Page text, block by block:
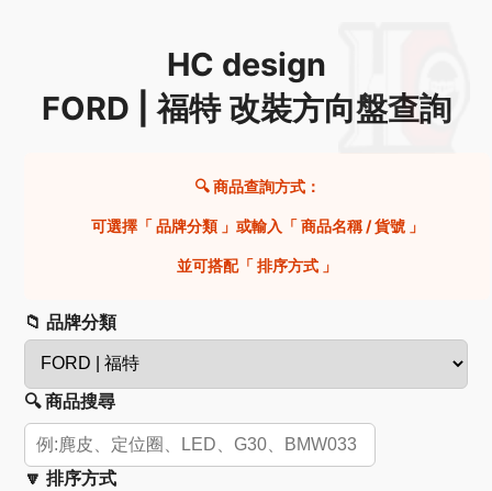
HC design
FORD | 福特 改裝方向盤查詢
🔍 商品查詢方式：
可選擇「 品牌分類 」或輸入「 商品名稱 / 貨號 」
並可搭配「 排序方式 」
📁 品牌分類
🔍 商品搜尋
🔽 排序方式